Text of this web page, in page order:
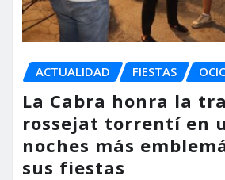
ACTUALIDAD FIESTAS
La Cabra honra la
rossejat torrentí en
noches más
sus fiestas